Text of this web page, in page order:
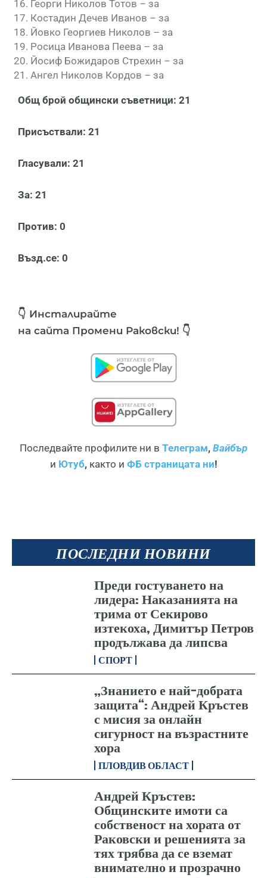
ПОСЛЕДНИ НОВИНИ
Преди гостуването на
лидера: Наказанията на
трима от Секирово
изтекоха, Димитър Петров
продължава да липсва
СПОРТ
„Знанието е най-добрата
защита“: Андрей Кръстев
с мисия за онлайн
сигурност на възрастните
хора
ПЛОВДИВ ОБЛАСТ
Андрей Кръстев:
Общинските имоти са
собственост на хората от
Раковски и решенията за
тях трябва да се вземат
внимателно и прозрачно
Георги Николов Тотов – за
Костадин Дечев Иванов – за
Йовко Георгиев Николов – за
Росица Иванова Пеева – за
Йосиф Божидаров Стрехин – за
Ангел Николов Кордов – за
Общ брой общински съветници: 21
Присъствали: 21
Гласували: 21
За: 21
Против: 0
Възд.се: 0
👇 Инсталирайте
на сайта Промени Раковски! 👇
Последвайте профилите ни в Телеграм, Вайбър
и Ютуб, както и ФБ страницата ни!